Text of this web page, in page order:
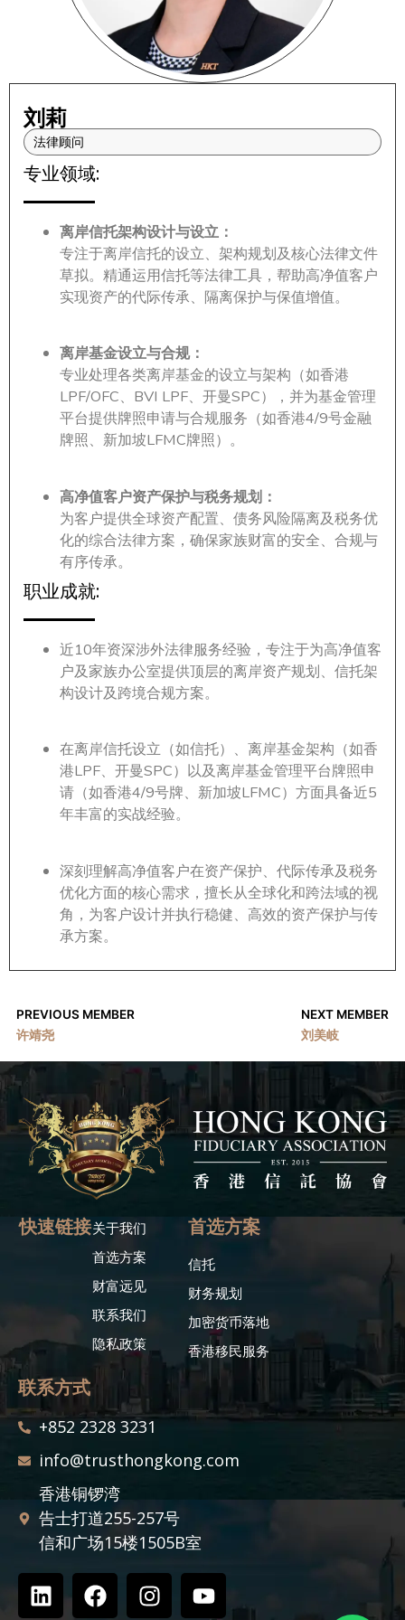
刘莉
法律顾问
专业领域:
离岸信托架构设计与设立：
专注于离岸信托的设立、架构规划及核心法律文件
草拟。精通运用信托等法律工具，帮助高净值客户
实现资产的代际传承、隔离保护与保值增值。
离岸基金设立与合规：
专业处理各类离岸基金的设立与架构（如香港
LPF/OFC、BVI LPF、开曼SPC），并为基金管理
平台提供牌照申请与合规服务（如香港4/9号金融
牌照、新加坡LFMC牌照）。
高净值客户资产保护与税务规划：
为客户提供全球资产配置、债务风险隔离及税务优
化的综合法律方案，确保家族财富的安全、合规与
有序传承。
职业成就:
近10年资深涉外法律服务经验，专注于为高净值客
户及家族办公室提供顶层的离岸资产规划、信托架
构设计及跨境合规方案。
在离岸信托设立（如信托）、离岸基金架构（如香
港LPF、开曼SPC）以及离岸基金管理平台牌照申
请（如香港4/9号牌、新加坡LFMC）方面具备近5
年丰富的实战经验。
深刻理解高净值客户在资产保护、代际传承及税务
优化方面的核心需求，擅长从全球化和跨法域的视
角，为客户设计并执行稳健、高效的资产保护与传
承方案。
PREVIOUS MEMBER
许靖尧
NEXT MEMBER
刘美岐
快速链接关于我们
首选方案
财富远见
联系我们
隐私政策
首选方案
信托
财务规划
加密货币落地
香港移民服务
联系方式
+852 2328 3231
info@trusthongkong.com
香港铜锣湾
告士打道255-257号
信和广场15楼1505B室